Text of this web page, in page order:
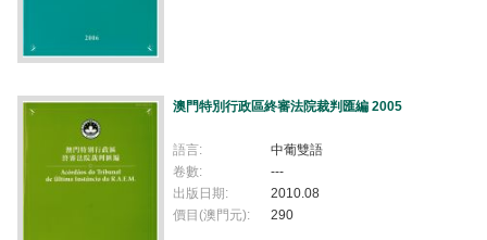
澳門特別行政區終審法院裁判匯編 2005
語言:
中葡雙語
卷數:
---
出版日期:
2010.08
價目(澳門元):
290